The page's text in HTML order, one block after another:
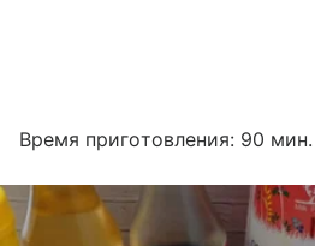
Время приготовления: 90 мин.